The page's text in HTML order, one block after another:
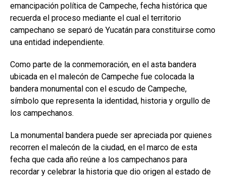
emancipación política de Campeche, fecha histórica que
recuerda el proceso mediante el cual el territorio
campechano se separó de Yucatán para constituirse como
una entidad independiente.
Como parte de la conmemoración, en el asta bandera
ubicada en el malecón de Campeche fue colocada la
bandera monumental con el escudo de Campeche,
símbolo que representa la identidad, historia y orgullo de
los campechanos.
La monumental bandera puede ser apreciada por quienes
recorren el malecón de la ciudad, en el marco de esta
fecha que cada año reúne a los campechanos para
recordar y celebrar la historia que dio origen al estado de